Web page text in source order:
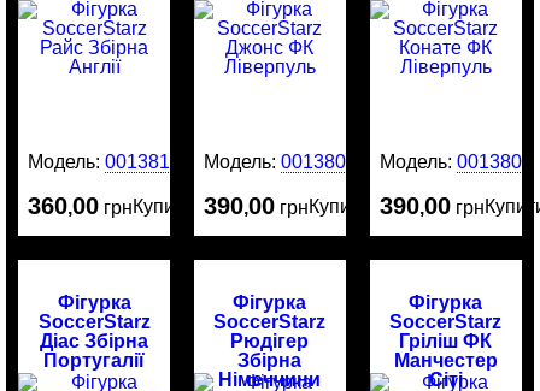
Модель:0013818
360,00 грнКупити
Модель:0013808
390,00 грнКупити
Модель: 0013805
390,00 грн
Фігурка
SoccerStarz
Діас Збірна
Португалії
Фігурка
SoccerStarz
Рюдігер
Збірна
Німеччини
Фігурка
SoccerStarz
Гріліш ФК
Манчестер
Сіті